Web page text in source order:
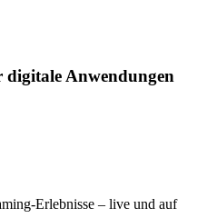
Anwendungen
Erlebnisse – live und auf